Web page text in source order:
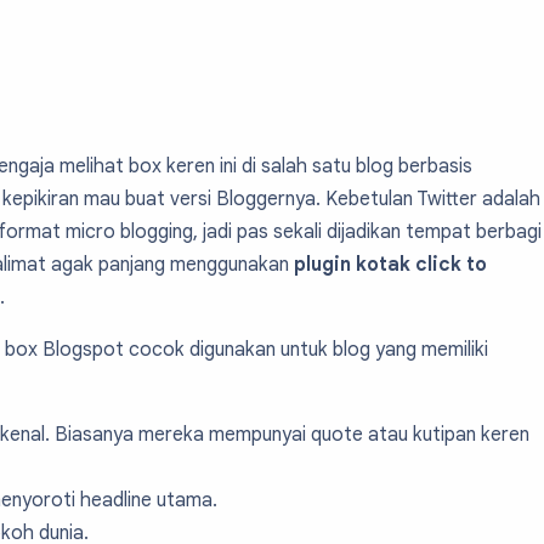
melihat box keren ini di salah satu blog berbasis
mau buat versi Bloggernya. Kebetulan Twitter adalah
micro blogging, jadi pas sekali dijadikan tempat berbagi
agak panjang menggunakan plugin kotak click to
Blogspot cocok digunakan untuk blog yang memiliki
Biasanya mereka mempunyai quote atau kutipan keren
headline utama.
dunia.